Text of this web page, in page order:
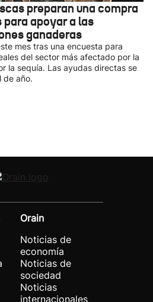
preparan una compra
apoyar a las
ganaderas
mes tras una encuesta para
del sector más afectado por la
la sequía. Las ayudas directas se
de año.
Orain
Noticias de
economía
Noticias de
sociedad
Noticias
internacionales